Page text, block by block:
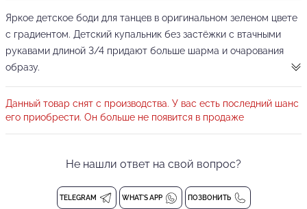
Яркое детское боди для танцев в оригинальном зеленом цвете
с градиентом. Детский купальник без застёжки с втачными
рукавами длиной 3/4 придают больше шарма и очарования
образу.
достоинства фигуры.
подчеркнет достоинства силуэта и сделает образ
Данный товар снят с производства. У вас есть последний шанс
его приобрести. Он больше не появится в продаже
Не нашли ответ на свой вопрос?
TELEGRAM WHAT'S APP ПОЗВОНИТЬ